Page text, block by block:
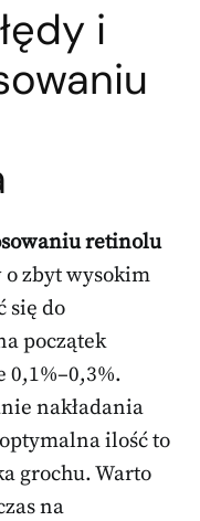
i
retinolu
zbyt wysokim
się do
początek
0,1%–0,3%.
nakładania
ilość to
grochu. Warto
na